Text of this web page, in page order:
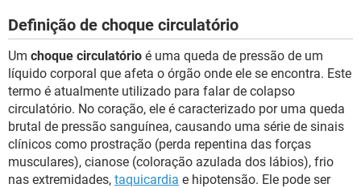
SEXUALIDADE
GLOSSÁRIO
Definição de choque circulatório
Um choque circulatório é uma queda de pressão de um
líquido corporal que afeta o órgão onde ele se encontra. Este
termo é atualmente utilizado para falar de colapso
circulatório. No coração, ele é caracterizado por uma queda
brutal de pressão sanguínea, causando uma série de sinais
clínicos como prostração (perda repentina das forças
musculares), cianose (coloração azulada dos lábios), frio
nas extremidades, taquicardia e hipotensão. Ele pode ser